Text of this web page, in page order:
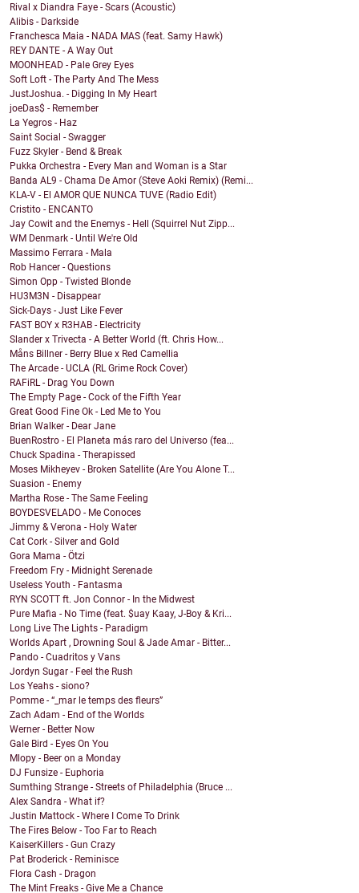
Rival x Diandra Faye - Scars (Acoustic)
Alibis - Darkside
Franchesca Maia - NADA MAS (feat. Samy Hawk)
REY DANTE - A Way Out
MOONHEAD - Pale Grey Eyes
Soft Loft - The Party And The Mess
JustJoshua. - Digging In My Heart
joeDas$ - Remember
La Yegros - Haz
Saint Social - Swagger
Fuzz Skyler - Bend & Break
Pukka Orchestra - Every Man and Woman is a Star
Banda AL9 - Chama De Amor (Steve Aoki Remix) (Remi...
KLA-V - El AMOR QUE NUNCA TUVE (Radio Edit)
Cristito - ENCANTO
Jay Cowit and the Enemys - Hell (Squirrel Nut Zipp...
WM Denmark - Until We're Old
Massimo Ferrara - Mala
Rob Hancer - Questions
Simon Opp - Twisted Blonde
HU3M3N - Disappear
Sick-Days - Just Like Fever
FAST BOY x R3HAB - Electricity
Slander x Trivecta - A Better World (ft. Chris How...
Måns Billner - Berry Blue x Red Camellia
The Arcade - UCLA (RL Grime Rock Cover)
RAFiRL - Drag You Down
The Empty Page - Cock of the Fifth Year
Great Good Fine Ok - Led Me to You
Brian Walker - Dear Jane
BuenRostro - El Planeta más raro del Universo (fea...
Chuck Spadina - Therapissed
Moses Mikheyev - Broken Satellite (Are You Alone T...
Suasion - Enemy
Martha Rose - The Same Feeling
BOYDESVELADO - Me Conoces
Jimmy & Verona - Holy Water
Cat Cork - Silver and Gold
Gora Mama - Ötzi
Freedom Fry - Midnight Serenade
Useless Youth - Fantasma
RYN SCOTT ft. Jon Connor - In the Midwest
Pure Mafia - No Time (feat. $uay Kaay, J-Boy & Kri...
Long Live The Lights - Paradigm
Worlds Apart , Drowning Soul & Jade Amar - Bitter...
Pando - Cuadritos y Vans
Jordyn Sugar - Feel the Rush
Los Yeahs - siono?
Pomme - “_mar le temps des fleurs”
Zach Adam - End of the Worlds
Werner - Better Now
Gale Bird - Eyes On You
Mlopy - Beer on a Monday
DJ Funsize - Euphoria
Sumthing Strange - Streets of Philadelphia (Bruce ...
Alex Sandra - What if?
Justin Mattock - Where I Come To Drink
The Fires Below - Too Far to Reach
KaiserKillers - Gun Crazy
Pat Broderick - Reminisce
Flora Cash - Dragon
The Mint Freaks - Give Me a Chance